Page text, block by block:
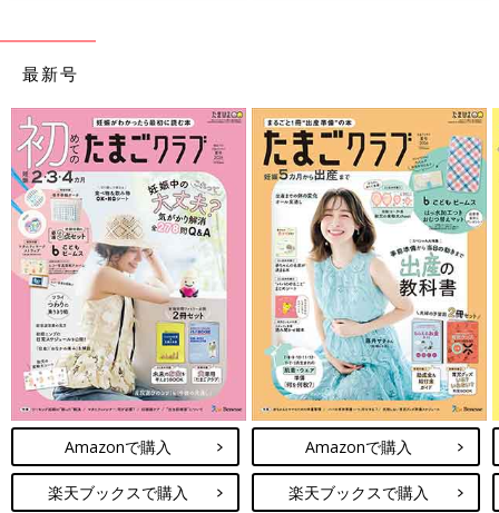
最新号
Amazonで購入
楽天ブックスで購入
Amazonで購入
楽天ブックスで購入